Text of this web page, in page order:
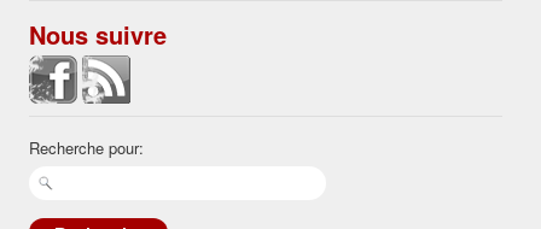
Nous suivre
Recherche pour: